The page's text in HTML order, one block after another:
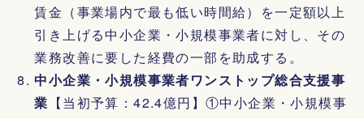
賃金（事業場内で最も低い時間給）を一定額以上
引き上げる中小企業・小規模事業者に対し、その
業務改善に要した経費の一部を助成する。
中小企業・小規模事業者ワンストップ総合支援事
業 【当初予算：42.4億円】①中小企業・小規模事